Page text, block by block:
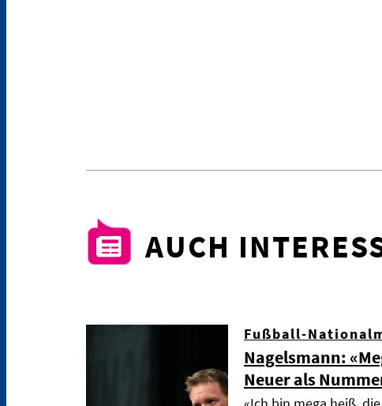
AUCH
Fußball-
Nagelsmann:
Neuer als